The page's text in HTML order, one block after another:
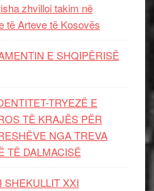
zhvilloi takim në
të Arteve të Kosovës
E SHQIPËRISË
TRYEZË E
TË KRAJËS PËR
NGA TREVA
TË DALMACISË
XXI